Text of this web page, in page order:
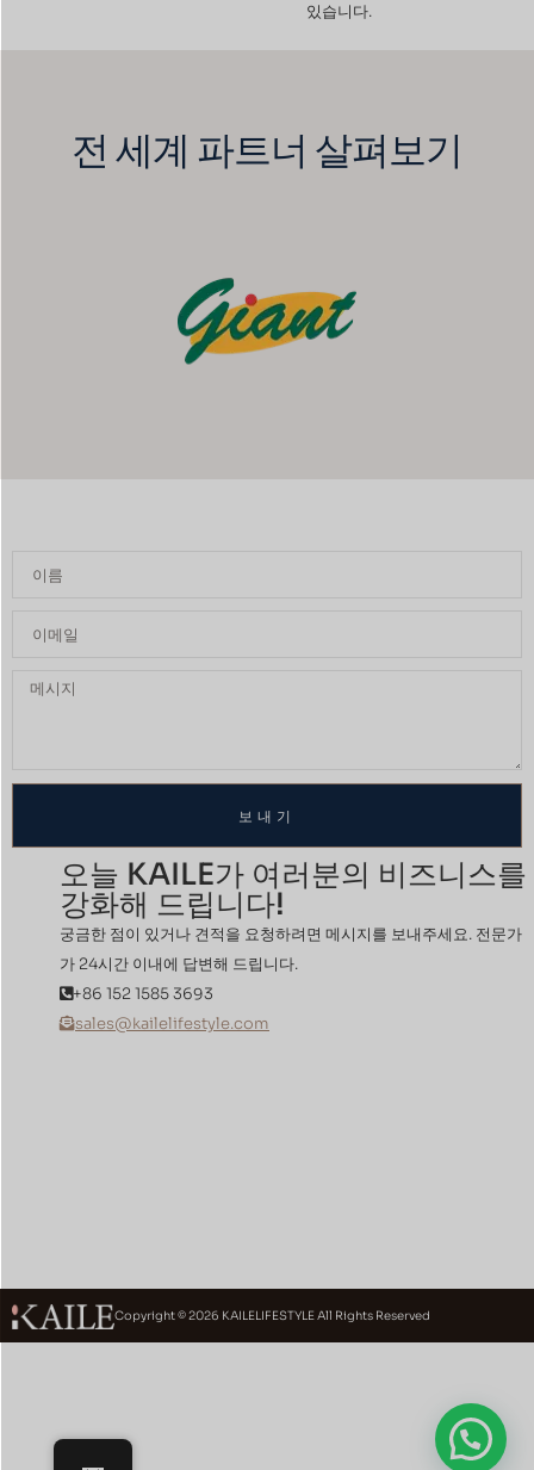
있습니다.
전 세계 파트너 살펴보기
보내기
오늘 KAILE가 여러분의 비즈니스를
강화해 드립니다!
궁금한 점이 있거나 견적을 요청하려면 메시지를 보내주세요. 전문가
가 24시간 이내에 답변해 드립니다.
+86 152 1585 3693
sales@kailelifestyle.com
Copyright © 2026 KAILELIFESTYLE All Rights Reserved